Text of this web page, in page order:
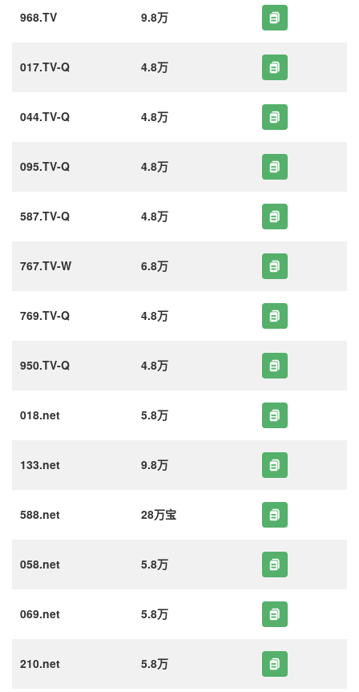
968.TV 9.8万
017.TV-Q 4.8万
044.TV-Q 4.8万
095.TV-Q 4.8万
587.TV-Q 4.8万
767.TV-W 6.8万
769.TV-Q 4.8万
950.TV-Q 4.8万
018.net 5.8万
133.net 9.8万
588.net 28万宝
058.net 5.8万
069.net 5.8万
210.net 5.8万